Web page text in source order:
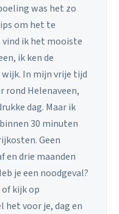
was het zo
om het te
ik het mooiste
ik ken de
In mijn vrije tijd
rond Helenaveen,
dag. Maar ik
30 minuten
Geen
en drie maanden
je een noodgeval?
of kijk op
voor je, dag en